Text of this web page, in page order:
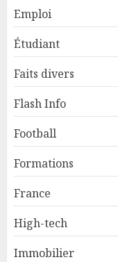
Emploi
Étudiant
Faits divers
Flash Info
Football
Formations
France
High-tech
Immobilier